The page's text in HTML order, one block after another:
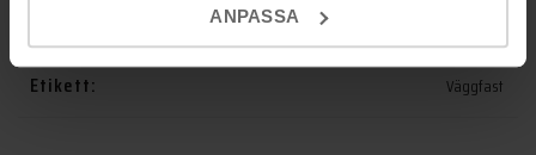
ANPASSABadrumsinredning
Etikett: Väggfast